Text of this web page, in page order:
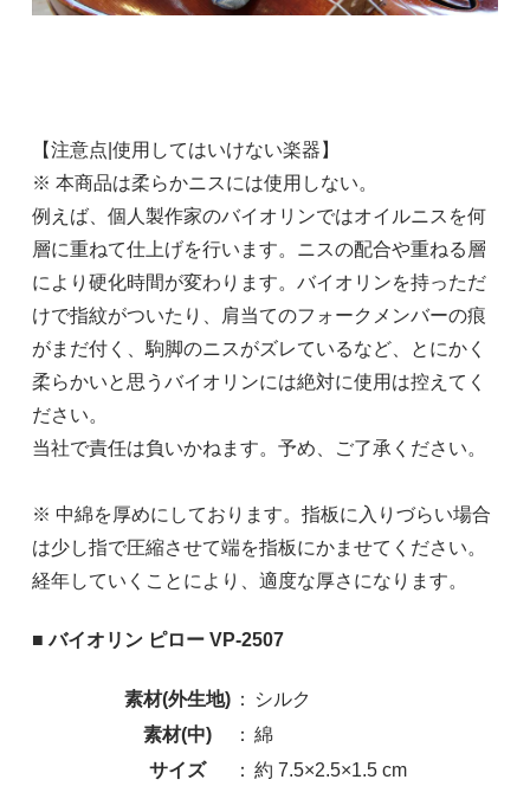
【注意点|使用してはいけない楽器】
※ 本商品は柔らかニスには使用しない。
例えば、個人製作家のバイオリンではオイルニスを何
層に重ねて仕上げを行います。ニスの配合や重ねる層
により硬化時間が変わります。バイオリンを持っただ
けで指紋がついたり、肩当てのフォークメンバーの痕
がまだ付く、駒脚のニスがズレているなど、とにかく
柔らかいと思うバイオリンには絶対に使用は控えてく
ださい。
当社で責任は負いかねます。予め、ご了承ください。
※ 中綿を厚めにしております。指板に入りづらい場合
は少し指で圧縮させて端を指板にかませてください。
経年していくことにより、適度な厚さになります。
■ バイオリン ピロー VP-2507
素材(外生地) ：
シルク
素材(中)
： 綿
サイズ
： 約 7.5×2.5×1.5 cm